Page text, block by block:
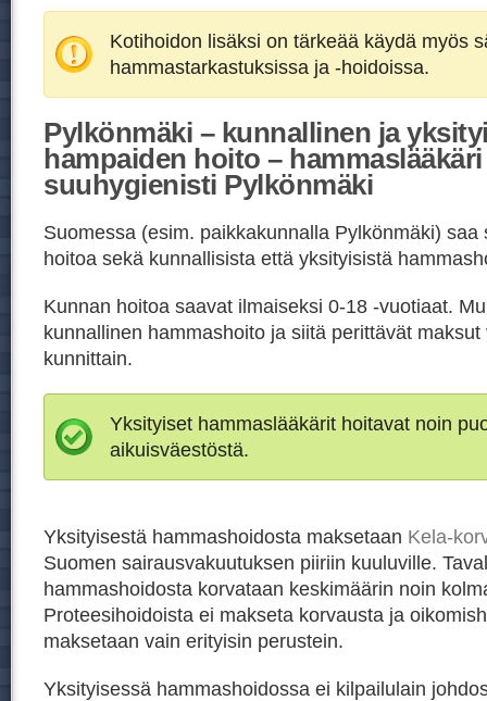
Kotihoidon lisäksi on tärkeää käydä myös
hammastarkastuksissa ja -hoidoissa.
Pylkönmäki – kunnallinen ja
hampaiden hoito –
suuhygienisti Pylkönmäki
Suomessa (esim. paikkakunnalla Pylkönmäki) saa
hoitoa sekä kunnallisista että yksityisistä
Kunnan hoitoa saavat ilmaiseksi 0-18 -vuotiaat.
kunnallinen hammashoito ja siitä perittävät maksut
kunnittain.
Yksityiset hammaslääkärit hoitavat noin
aikuisväestöstä.
Yksityisestä hammashoidosta maksetaan Kela-
Suomen sairausvakuutuksen piiriin kuuluville.
hammashoidosta korvataan keskimäärin noin
Proteesihoidoista ei makseta korvausta ja
maksetaan vain erityisin perustein.
Yksityisessä hammashoidossa ei kilpailulain